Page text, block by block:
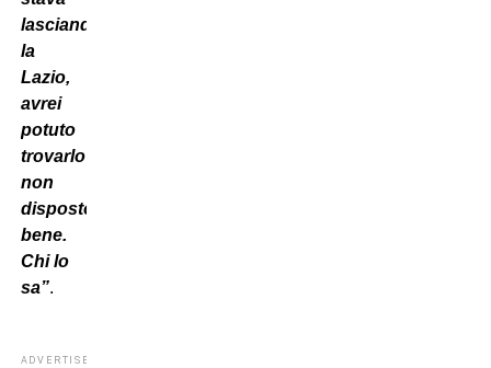
lasciando
la
Lazio,
avrei
potuto
trovarlo
non
disposto
bene.
Chi lo
sa”.
ADVERTISEMENT